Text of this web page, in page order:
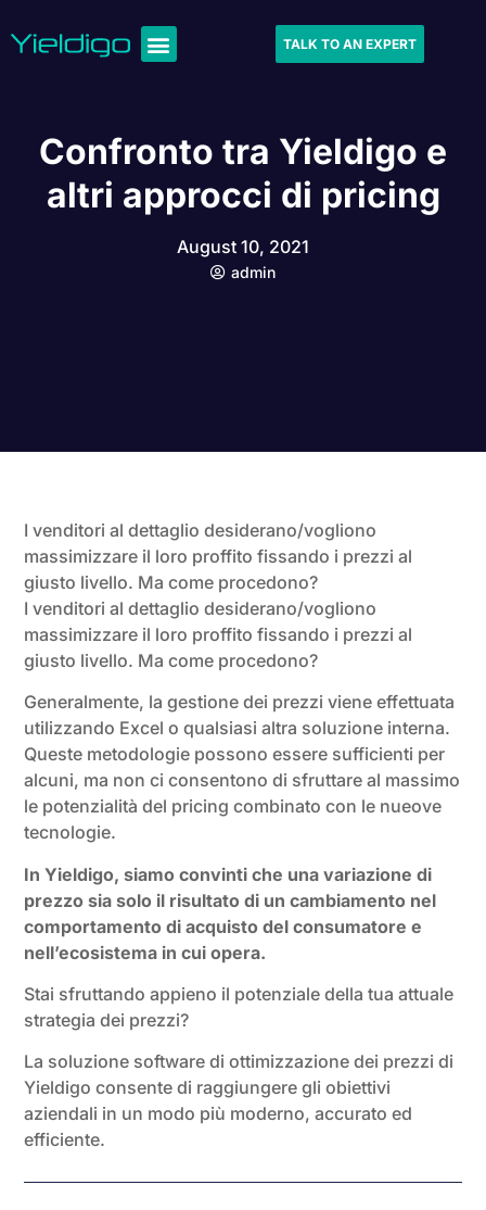
TALK TO AN EXPERT
Confronto tra Yieldigo e
altri approcci di pricing
August 10, 2021
admin
I venditori al dettaglio desiderano/vogliono
massimizzare il loro proffito fissando i prezzi al
giusto livello. Ma come procedono?
I venditori al dettaglio desiderano/vogliono
massimizzare il loro proffito fissando i prezzi al
giusto livello. Ma come procedono?
Generalmente, la gestione dei prezzi viene effettuata
utilizzando Excel o qualsiasi altra soluzione interna.
Queste metodologie possono essere sufficienti per
alcuni, ma non ci consentono di sfruttare al massimo
le potenzialità del pricing combinato con le nueove
tecnologie.
In Yieldigo, siamo convinti che una variazione di
prezzo sia solo il risultato di un cambiamento nel
comportamento di acquisto del consumatore e
nell’ecosistema in cui opera.
Stai sfruttando appieno il potenziale della tua attuale
strategia dei prezzi?
La soluzione software di ottimizzazione dei prezzi di
Yieldigo consente di raggiungere gli obiettivi
aziendali in un modo più moderno, accurato ed
efficiente.